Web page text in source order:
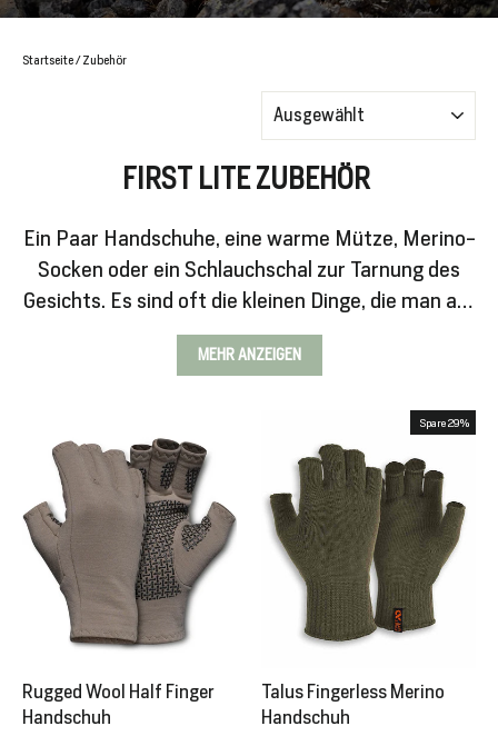
Startseite/ Zubehör
FIRST LITE ZUBEHÖR
Ein Paar Handschuhe, eine warme Mütze, Merino-
Socken oder ein Schlauchschal zur Tarnung des
Gesichts. Es sind oft die kleinen Dinge, die man am
meisten vermisst und die den Unterschied
machen können, wenn man sie wirklich braucht
MEHR ANZEIGEN
Rugged Wool Half Finger
Handschuh
Spare 29%
Talus Fingerless Merino
Handschuh